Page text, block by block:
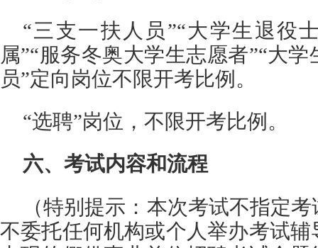
“三支一扶人员”“大学生退役
属”“服务冬奥大学生志愿者”“大
员”定向岗位不限开考比例。
“选聘”岗位，不限开考比例。
六、考试内容和流程
（特别提示：本次考试不指定
不委托任何机构或个人举办考试